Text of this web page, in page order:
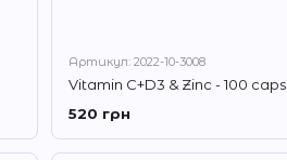
Артикул: 2022-10-3008
Vitamin C+D3 & Zinc - 100 caps
520 грн